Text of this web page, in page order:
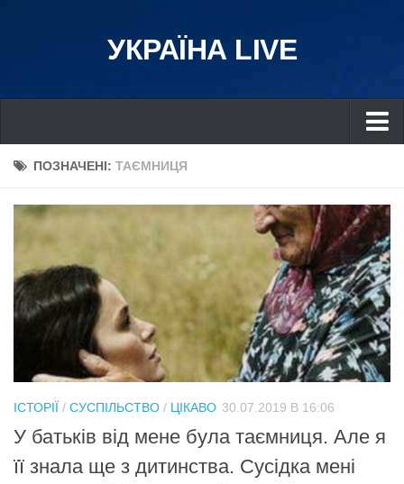
УКРАЇНА LIVE
Україна
Івано-Франківськ
Харків
Одеса
Схід
Прикарпаття
Економіка
ПОЗНАЧЕНІ: ТАЄМНИЦЯ
ІСТОРІЇ / СУСПІЛЬСТВО / ЦІКАВО 30.07.2019 В 16:06
У батьків від мене була тaємниця. Але я
її знала ще з дитинства. Сyсiдка мені